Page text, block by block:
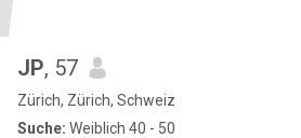
JP, 57
Zürich, Zürich, Schweiz
Suche: Weiblich 40 - 50